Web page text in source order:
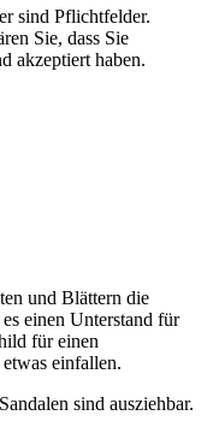
sind Pflichtfelder.
Sie, dass Sie
akzeptiert haben.
und Blättern die
einen Unterstand für
für einen
einfallen.
sind ausziehbar.